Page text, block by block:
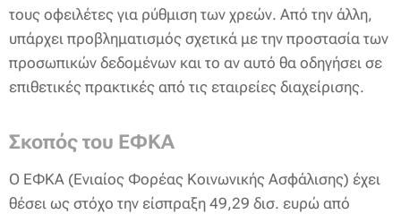
τους οφειλέτες για ρύθμιση των χρεών. Από την άλλη,
υπάρχει προβληματισμός σχετικά με την προστασία των
προσωπικών δεδομένων και το αν αυτό θα οδηγήσει σε
επιθετικές πρακτικές από τις εταιρείες διαχείρισης.
Σκοπός του ΕΦΚΑ
Ο ΕΦΚΑ (Ενιαίος Φορέας Κοινωνικής Ασφάλισης) έχει
θέσει ως στόχο την είσπραξη 49,29 δισ. ευρώ από